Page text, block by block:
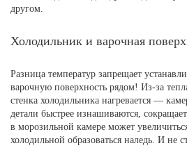
другом.
Холодильник и варочная
Разница температур запрещает
варочную поверхность рядом! Из-за
стенка холодильника нагревается —
детали быстрее изнашиваются,
в морозильной камере может
холодильной образоваться наледь. И не